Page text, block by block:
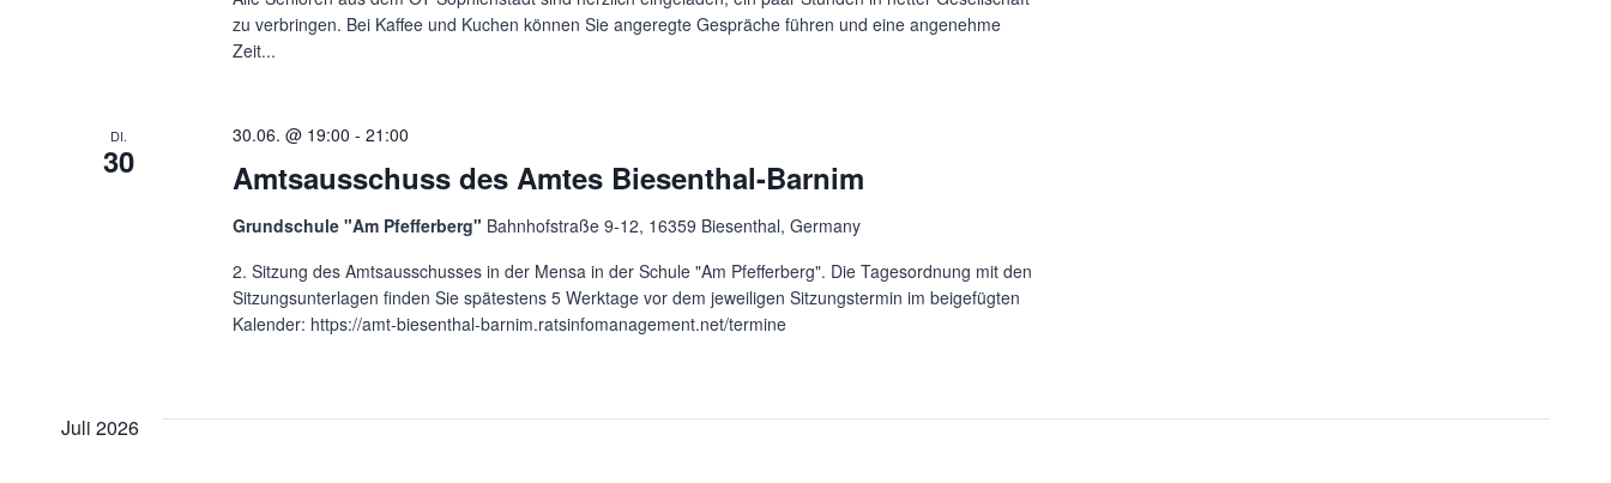
zu verbringen. Bei Kaffee und Kuchen können Sie angeregte Gespräche führen und eine angenehme
Zeit...
DI.
30 Amtsausschuss des Amtes Biesenthal-Barnim
30.06. @ 19:00 -21:00
Grundschule "Am Pfefferberg" Bahnhofstraße 9-12, 16359 Biesenthal, Germany
2. Sitzung des Amtsausschusses in der Mensa in der Schule "Am Pfefferberg". Die Tagesordnung mit den
Sitzungsunterlagen finden Sie spätestens 5 Werktage vor dem jeweiligen Sitzungstermin im beigefügten
Kalender: https://amt-biesenthal-barnim.ratsinfomanagement.net/termine
Juli 2026